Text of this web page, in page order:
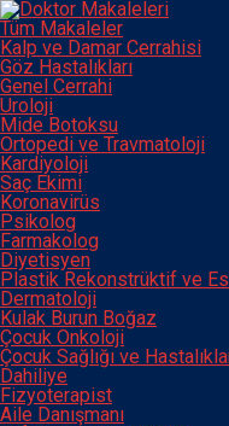
Tüm Makaleler
Kalp ve Damar Cerrahisi
Göz Hastalıkları
Genel Cerrahi
Üroloji
Mide Botoksu
Ortopedi ve Travmatoloji
Kardiyoloji
Saç Ekimi
Koronavirüs
Psikolog
Farmakolog
Diyetisyen
Plastik Rekonstrüktif ve
Dermatoloji
Kulak Burun Boğaz
Çocuk Onkoloji
Çocuk Sağlığı ve
Dahiliye
Fizyoterapist
Aile Danışmanı